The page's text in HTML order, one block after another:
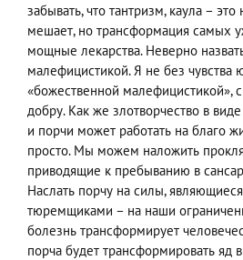
забывать, что тантризм, каула – это
мешает, но трансформация самых
мощные лекарства. Неверно
малефицистикой. Я не без
«божественной малефицистикой»,
добру. Как же злотворчество в
и порчи может работать на благо
просто. Мы можем наложить
приводящие к пребыванию в
Наслать порчу на силы,
тюремщиками – на наши
болезнь трансформирует
порча будет трансформировать